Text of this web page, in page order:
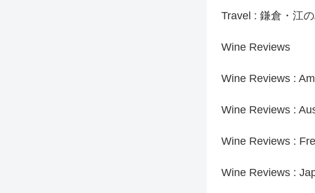
Travel : 鎌倉・江
Wine Reviews
Wine Reviews :
Wine Reviews :
Wine Reviews :
Wine Reviews :